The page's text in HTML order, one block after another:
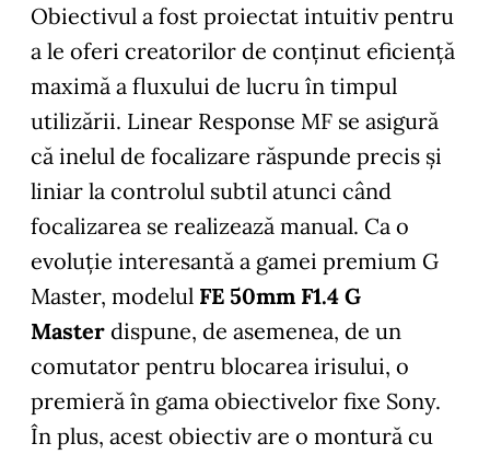
Obiectivul a fost proiectat intuitiv pentru
a le oferi creatorilor de conținut eficiență
maximă a fluxului de lucru în timpul
utilizării. Linear Response MF se asigură
că inelul de focalizare răspunde precis și
liniar la controlul subtil atunci când
focalizarea se realizează manual. Ca o
evoluție interesantă a gamei premium G
Master, modelul FE 50mm F1.4 G
Master dispune, de asemenea, de un
comutator pentru blocarea irisului, o
premieră în gama obiectivelor fixe Sony.
În plus, acest obiectiv are o montură cu